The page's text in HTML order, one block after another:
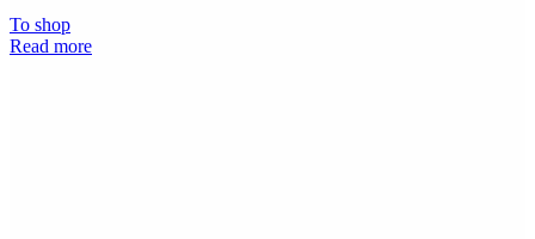
To shop
Read more